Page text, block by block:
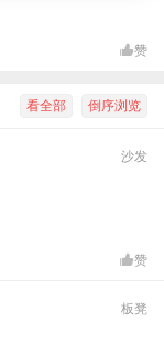
赞
倒序浏览
看全部
沙发
赞
板凳